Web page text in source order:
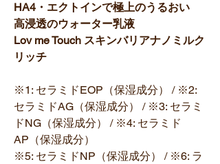
HA4・エクトインで極上のうるおい
高浸透のウォーター乳液
Lov me Touch スキンバリアナノミルク
リッチ
※1: セラミドEOP（保湿成分） / ※2:
セラミドAG（保湿成分） / ※3: セラミ
ドNG（保湿成分） / ※4: セラミド
AP（保湿成分）
※5: セラミドNP（保湿成分） / ※6: ラ